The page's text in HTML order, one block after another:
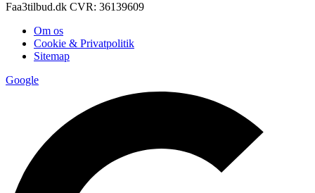
Faa3tilbud.dk CVR: 36139609
Om os
Cookie & Privatpolitik
Sitemap
Google